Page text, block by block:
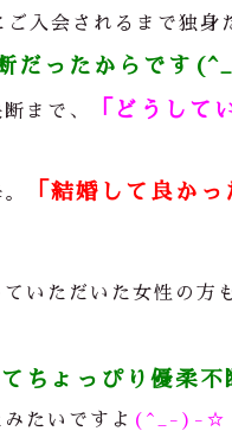
入会されるまで独身
だったからです
まで、 「どうして
「結婚して良かっ
いただいた女性の方
ちょっぴり優柔不
たいですよ (^_-)-☆